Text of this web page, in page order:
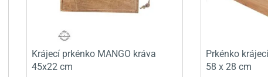
Krájecí prkénko MANGO kráva
45x22 cm
Prkénko
58 x 28 cm